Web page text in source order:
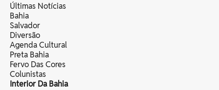
Últimas Notícias
Bahia
Salvador
Diversão
Agenda Cultural
Preta Bahia
Fervo Das Cores
Colunistas
Interior Da Bahia